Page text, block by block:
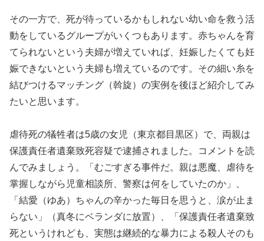
その一方で、死が待っているかもしれない幼い命を救う活
動をしているグループがいくつもあります。赤ちゃんを育
てられないという夫婦が増えていれば、妊娠したくても妊
娠できないという夫婦も増えているのです。その細い糸を
結びつけるマッチング（斡旋）の実例を後ほど紹介してみ
たいと思います。
虐待死の犠牲者は5歳の女児（東京都目黒区）で、両親は
保護責任者遺棄致死容疑で逮捕されました。コメントを読
んでみましょう。「むごすぎる事件だ。親は悪魔、虐待を
掌握しながら児童相談所、警察は何をしていたのか」、
「結愛（ゆあ）ちゃんの辛かった毎日を思うと、涙が止ま
らない」（真冬にベランダに放置）、「保護責任者遺棄致
死というけれども、実態は継続的な暴力による殺人そのも